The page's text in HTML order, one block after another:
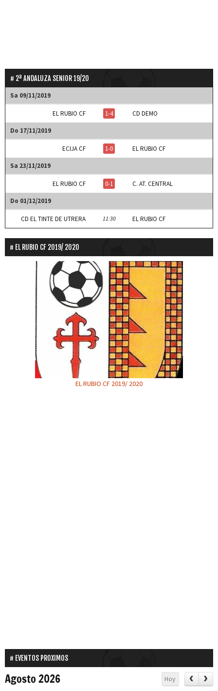
2ª ANDALUZA SENIOR 19/20
Sa 09/11/2019
EL RUBIO CF 1-4 CD DEMO
Do 17/11/2019
ECIJA CF 1-0 EL RUBIO CF
Sa 23/11/2019
EL RUBIO CF 0-1 C. AT. CENTRAL
Do 01/12/2019
CD EL TINTE DE UTRERA 11:30 EL RUBIO CF
EL RUBIO CF 2019/ 2020
EL RUBIO CF 2019/ 2020
EVENTOS PROXIMOS
Agosto 2026 Hoy